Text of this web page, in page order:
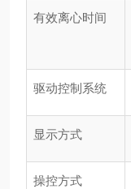
有效离心时间
驱动控制系统
显示方式
操控方式